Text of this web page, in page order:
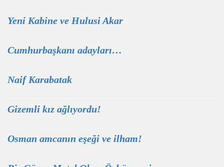
Yeni Kabine ve Hulusi Akar
Cumhurbaşkanı adayları…
Naif Karabatak
Gizemli kız ağlıyordu!
Osman amcanın eşeği ve ilham!